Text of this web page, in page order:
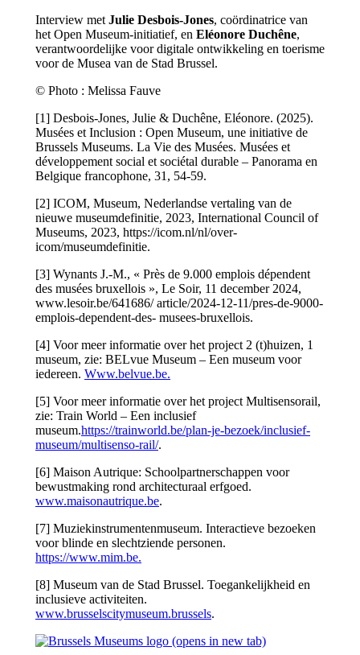
Interview met Julie Desbois-Jones, coördinatrice van
het Open Museum-initiatief, en Eléonore Duchêne,
verantwoordelijke voor digitale ontwikkeling en toerisme
voor de Musea van de Stad Brussel.
© Photo : Melissa Fauve
[1] Desbois-Jones, Julie & Duchêne, Eléonore. (2025).
Musées et Inclusion : Open Museum, une initiative de
Brussels Museums. La Vie des Musées. Musées et
développement social et sociétal durable – Panorama en
Belgique francophone, 31, 54-59.
[2] ICOM, Museum, Nederlandse vertaling van de
nieuwe museumdefinitie, 2023, International Council of
Museums, 2023, https://icom.nl/nl/over-
icom/museumdefinitie.
[3] Wynants J.-M., « Près de 9.000 emplois dépendent
des musées bruxellois », Le Soir, 11 december 2024,
www.lesoir.be/641686/ article/2024-12-11/pres-de-9000-
emplois-dependent-des- musees-bruxellois.
[4] Voor meer informatie over het project 2 (t)huizen, 1
museum, zie: BELvue Museum – Een museum voor
iedereen. Www.belvue.be.
[5] Voor meer informatie over het project Multisensorail,
zie: Train World – Een inclusief
museum.https://trainworld.be/plan-je-bezoek/inclusief-
museum/multisenso-rail/.
[6] Maison Autrique: Schoolpartnerschappen voor
bewustmaking rond architecturaal erfgoed.
www.maisonautrique.be.
[7] Muziekinstrumentenmuseum. Interactieve bezoeken
voor blinde en slechtziende personen.
https://www.mim.be.
[8] Museum van de Stad Brussel. Toegankelijkheid en
inclusieve activiteiten.
www.brusselscitymuseum.brussels.
(opens in new tab)